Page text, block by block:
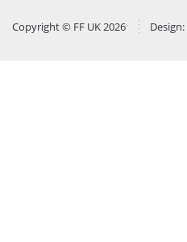
Copyright © FF UK 2026 Design: